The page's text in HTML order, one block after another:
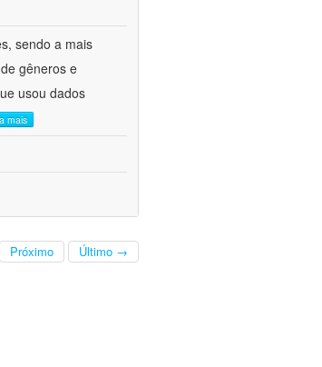
sendo a mais
gêneros e
usou dados
mais
Próximo Último →